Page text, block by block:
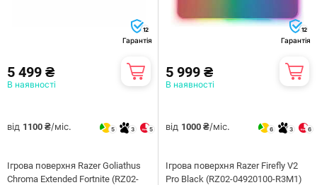
12
Гарантія
5 499 ₴
В наявності
від 1100 ₴/міс. 5 3 5
Ігрова поверхня Razer Goliathus
Chroma Extended Fortnite (RZ02-
12
Гарантія
5 999 ₴
В наявності
від 1000 ₴/міс. 6 3 6
Ігрова поверхня Razer Firefly V2
Pro Black (RZ02-04920100-R3M1)